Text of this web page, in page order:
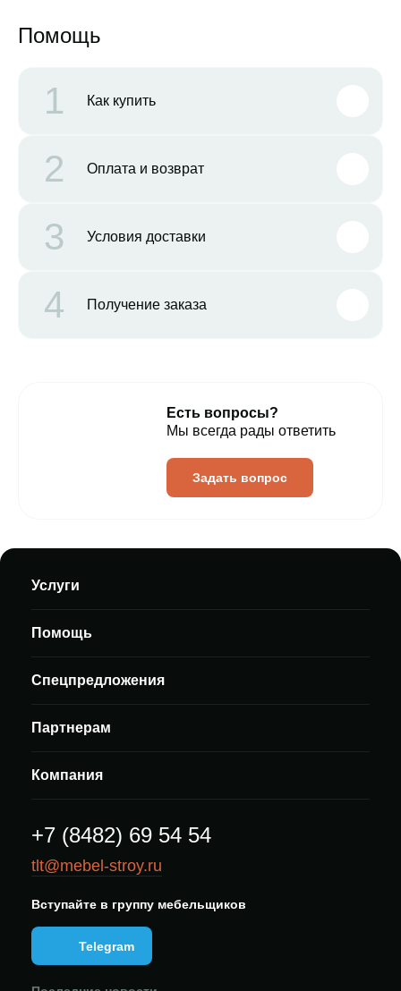
Помощь
1 Как купить
2 Оплата и возврат
3 Условия доставки
4 Получение заказа
Есть вопросы?
Мы всегда рады ответить
Задать вопрос
Услуги
Помощь
Спецпредложения
Партнерам
Компания
+7 (8482) 69 54 54
tlt@mebel-stroy.ru
Вступайте в группу мебельщиков
Telegram